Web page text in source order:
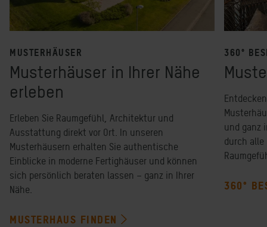
Musterhäuser in Ihrer Nähe
erleben
MUSTERHÄUSER
Erleben Sie Raumgefühl, Architektur und
Ausstattung direkt vor Ort. In unseren
Musterhäusern erhalten Sie authentische
Einblicke in moderne Fertighäuser und können
sich persönlich beraten lassen – ganz in Ihrer
Nähe.
MUSTERHAUS FINDEN
360°
und ganz
durch alle
360°